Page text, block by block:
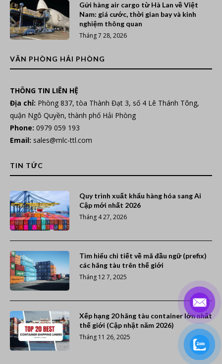
Gửi hàng air cargo từ Hà Lan về Việt
Nam: giá cước, thời gian bay và kinh
nghiệm thông quan
Tháng 7 28, 2026
VĂN PHÒNG HẢI PHÒNG
THÔNG TIN LIÊN HỆ
Địa chỉ: Phòng 837, tòa Thành Đạt 3, số 4 Lê Thánh Tông,
quận Ngô Quyền, thành phố Hải Phòng
Phone: 0979 059 193
Email: sales@mlc-ttl.com
TIN TỨC
Quy trình xuất khẩu hàng hóa sang Ai
Cập mới nhất 2026
Tháng 4 27, 2026
Tìm hiểu chi tiết về mã đầu ngữ (prefix)
các hãng tàu trên thế giới
Tháng 12 7, 2025
Xếp hạng 20 hãng tàu container lớn nhất
thế giới (Cập nhật năm 2026)
Tháng 11 26, 2025